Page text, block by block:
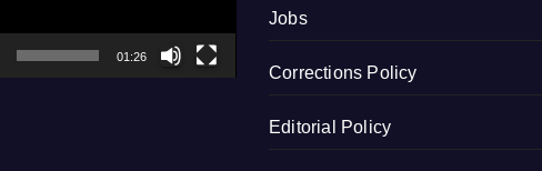
01:26
Jobs
Corrections Policy
Editorial Policy